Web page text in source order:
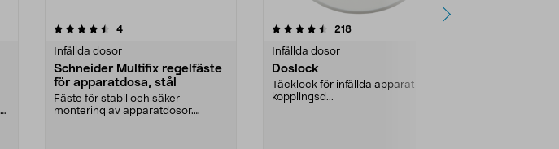
4recensioner
Infällda dosor
Schneider Multifix regelfäste
för apparatdosa, stål
Fäste för stabil och säker
montering av apparatdosor.
4.5 av 5 stjärnor 218recensioner
Infällda dosor
Doslock
Täcklock för infällda apparat- och
kopplingsd...
4.5 av 5 stjärnor